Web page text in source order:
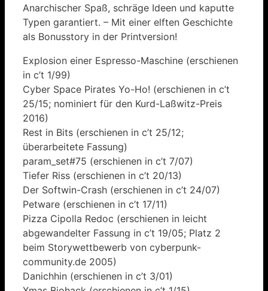
Anarchischer Spaß, schräge Ideen und kaputte
Typen garantiert. – Mit einer elften Geschichte
als Bonusstory in der Printversion!
Explosion einer Espresso-Maschine (erschienen
in c’t 1/99)
Cyber Space Pirates Yo-Ho! (erschienen in c’t
25/15; nominiert für den Kurd-Laßwitz-Preis
2016)
Rest in Bits (erschienen in c’t 25/12;
überarbeitete Fassung)
param_set#75 (erschienen in c’t 7/07)
Tiefer Riss (erschienen in c’t 20/13)
Der Softwin-Crash (erschienen in c’t 24/07)
Petware (erschienen in c’t 17/11)
Pizza Cipolla Redoc (erschienen in leicht
abgewandelter Fassung in c’t 19/05; Platz 2
beim Storywettbewerb von cyberpunk-
community.de 2005)
Danichhin (erschienen in c’t 3/01)